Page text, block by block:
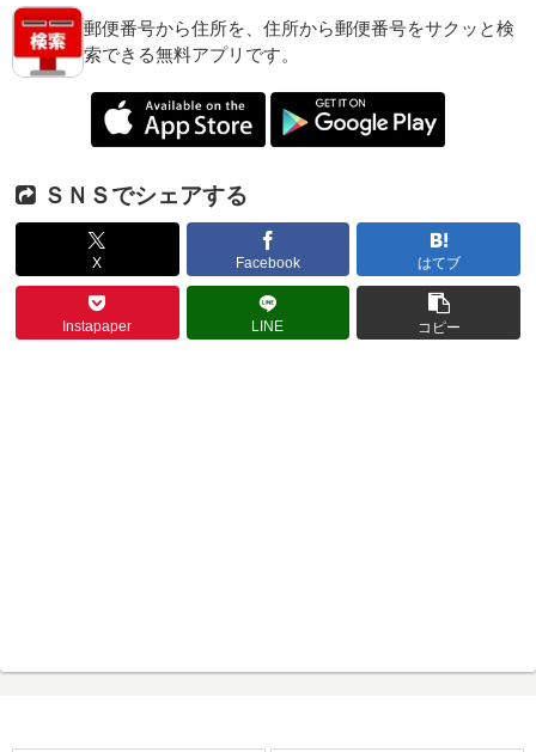
郵便番号から住所を、住所から郵便番号をサクッと検
索できる無料アプリです。
ＳＮＳでシェアする
X Facebook はてブ
Instapaper LINE コピー